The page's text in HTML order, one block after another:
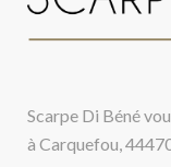
Scarpe Di Béné
à Carquefou,